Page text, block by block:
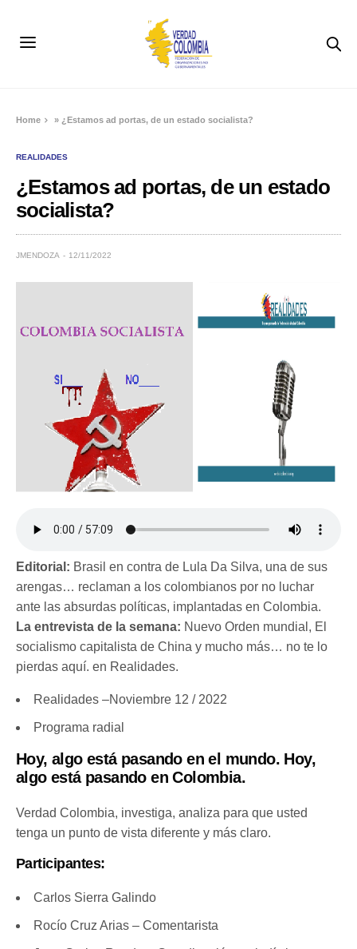
Home » ¿Estamos ad portas, de un estado socialista?
REALIDADES
¿Estamos ad portas, de un estado
socialista?
JMENDOZA 12/11/2022
Editorial: Brasil en contra de Lula Da Silva, una de sus
arengas… reclaman a los colombianos por no luchar
ante las absurdas políticas, implantadas en Colombia.
La entrevista de la semana: Nuevo Orden mundial, El
socialismo capitalista de China y mucho más… no te lo
pierdas aquí. en Realidades.
Realidades –Noviembre 12 / 2022
Programa radial
Hoy, algo está pasando en el mundo. Hoy,
algo está pasando en Colombia.
Verdad Colombia, investiga, analiza para que usted
tenga un punto de vista diferente y más claro.
Participantes:
Carlos Sierra Galindo
Rocío Cruz Arias – Comentarista